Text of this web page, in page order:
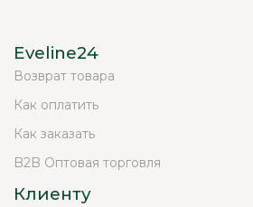
Eveline24
Возврат товара
Как оплатить
Как заказать
B2B Оптовая торговля
Клиенту